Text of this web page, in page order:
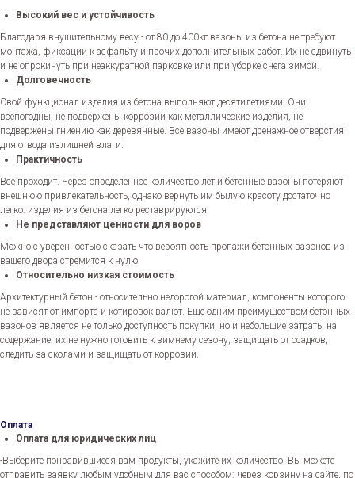
Высокий вес и устойчивость
Благодаря внушительному весу - от 80 до 400кг вазоны из бетона не требуют
монтажа, фиксации к асфальту и прочих дополнительных работ. Их не сдвинуть
и не опрокинуть при неаккуратной парковке или при уборке снега зимой.
Долговечность
Свой функционал изделия из бетона выполняют десятилетиями. Они
всепогодны, не подвержены коррозии как металлические изделия, не
подвержены гниению как деревянные. Все вазоны имеют дренажное отверстия
для отвода излишней влаги.
Практичность
Всё проходит. Через определённое количество лет и бетонные вазоны потеряют
внешнюю привлекательность, однако вернуть им былую красоту достаточно
легко: изделия из бетона легко реставрируются.
Не представляют ценности для воров
Можно с уверенностью сказать что вероятность пропажи бетонных вазонов из
вашего двора стремится к нулю.
Относительно низкая стоимость
Архитектурный бетон - относительно недорогой материал, компоненты которого
не зависят от импорта и котировок валют. Ещё одним преимуществом бетонных
вазонов является не только доступность покупки, но и небольшие затраты на
содержание: их не нужно готовить к зимнему сезону, защищать от осадков,
следить за сколами и защищать от коррозии.
Оплата
Оплата для юридических лиц
-Выберите понравившиеся вам продукты, укажите их количество. Вы можете
отправить заявку любым удобным для вас способом: через корзину на сайте, по